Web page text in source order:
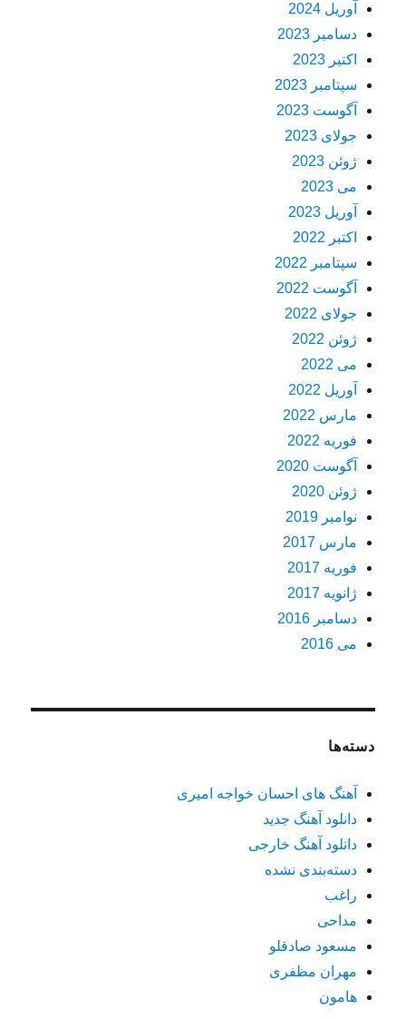
آوریل 2024
دسامبر 2023
اکتبر 2023
سپتامبر 2023
آگوست 2023
جولای 2023
ژوئن 2023
می 2023
آوریل 2023
اکتبر 2022
سپتامبر 2022
آگوست 2022
جولای 2022
ژوئن 2022
می 2022
آوریل 2022
مارس 2022
فوریه 2022
آگوست 2020
ژوئن 2020
نوامبر 2019
مارس 2017
فوریه 2017
ژانویه 2017
دسامبر 2016
می 2016
دسته‌ها
آهنگ های احسان خواجه امیری
دانلود آهنگ جدید
دانلود آهنگ خارجی
دسته‌بندی نشده
راغب
مداحی
مسعود صادقلو
مهران مظفری
هامون